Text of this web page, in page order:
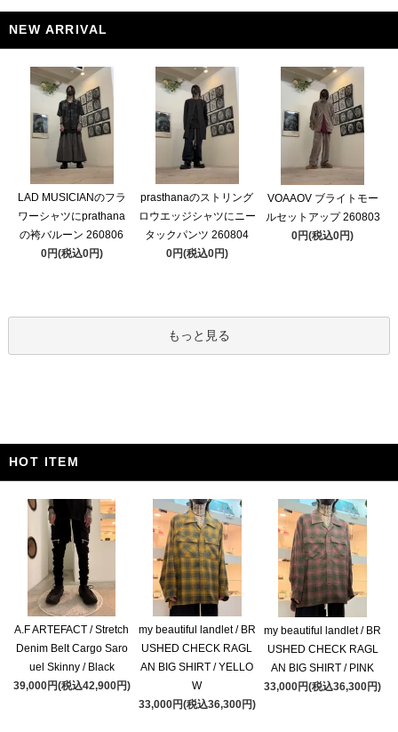
NEW ARRIVAL
LAD MUSICIANのフラ
ワーシャツにprathana
の袴バルーン 260806
0円(税込0円)
prasthanaのストリング
ロウエッジシャツにニー
タックパンツ 260804
0円(税込0円)
VOAAOV ブライトモー
ルセットアップ 260803
0円(税込0円)
もっと見る
HOT ITEM
A.F ARTEFACT / Stretch
Denim Belt Cargo Saro
uel Skinny / Black
39,000円(税込42,900円)
my beautiful landlet / BR
USHED CHECK RAGL
AN BIG SHIRT / YELLO
W
33,000円(税込36,300円)
my beautiful landlet / BR
USHED CHECK RAGL
AN BIG SHIRT / PINK
33,000円(税込36,300円)